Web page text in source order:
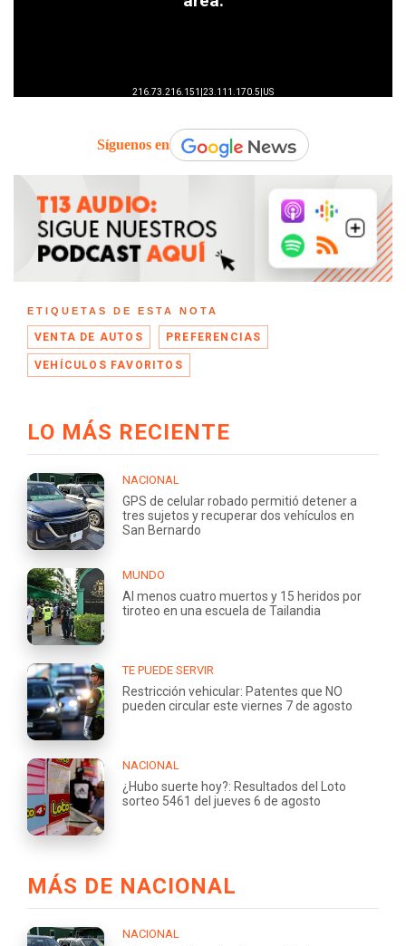
Síguenos en
ETIQUETAS DE ESTA NOTA
VENTA DE AUTOS PREFERENCIAS
VEHÍCULOS FAVORITOS
LO MÁS RECIENTE
NACIONAL
GPS de celular robado permitió detener a
tres sujetos y recuperar dos vehículos en
San Bernardo
MUNDO
Al menos cuatro muertos y 15 heridos por
tiroteo en una escuela de Tailandia
TE PUEDE SERVIR
Restricción vehicular: Patentes que NO
pueden circular este viernes 7 de agosto
NACIONAL
¿Hubo suerte hoy?: Resultados del Loto
sorteo 5461 del jueves 6 de agosto
MÁS DE NACIONAL
NACIONAL